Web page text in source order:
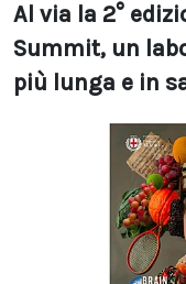
Al via la 2°
Summit, un
più lunga e in